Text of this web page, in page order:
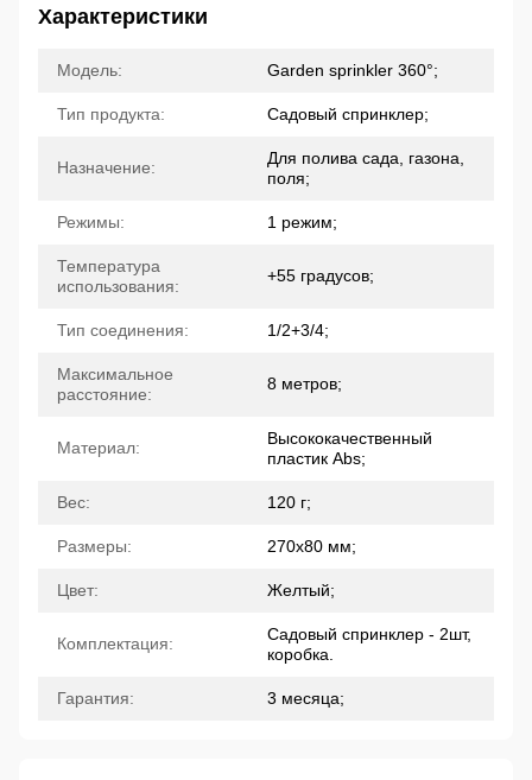
Характеристики
Модель: Garden sprinkler 360°;
Тип продукта: Садовый спринклер;
Назначение:
Для полива сада, газона,
поля;
Режимы: 1 режим;
Температура
использования:
+55 градусов;
Тип соединения: 1/2+3/4;
Максимальное
расстояние:
8 метров;
Материал:
Высококачественный
пластик Abs;
Вес: 120 г;
Размеры: 270х80 мм;
Цвет: Желтый;
Комплектация:
Садовый спринклер - 2шт,
коробка.
Гарантия: 3 месяца;